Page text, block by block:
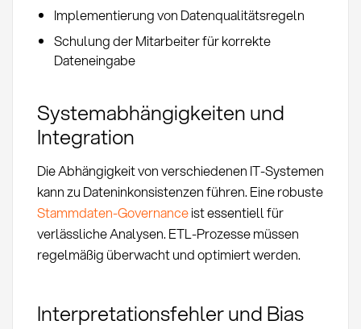
Implementierung von Datenqualitätsregeln
Schulung der Mitarbeiter für korrekte
Dateneingabe
Systemabhängigkeiten und
Integration
Die Abhängigkeit von verschiedenen IT-Systemen
kann zu Dateninkonsistenzen führen. Eine robuste
Stammdaten-Governanceist essentiell für
verlässliche Analysen. ETL-Prozesse müssen
regelmäßig überwacht und optimiert werden.
Interpretationsfehler und Bias